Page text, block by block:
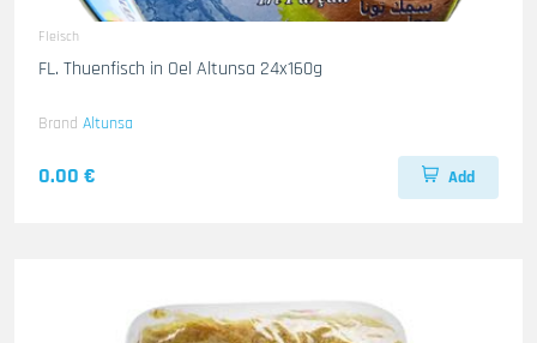
Fleisch
FL. Thuenfisch in Oel Altunsa 24x160g
Brand Altunsa
0.00 € Add